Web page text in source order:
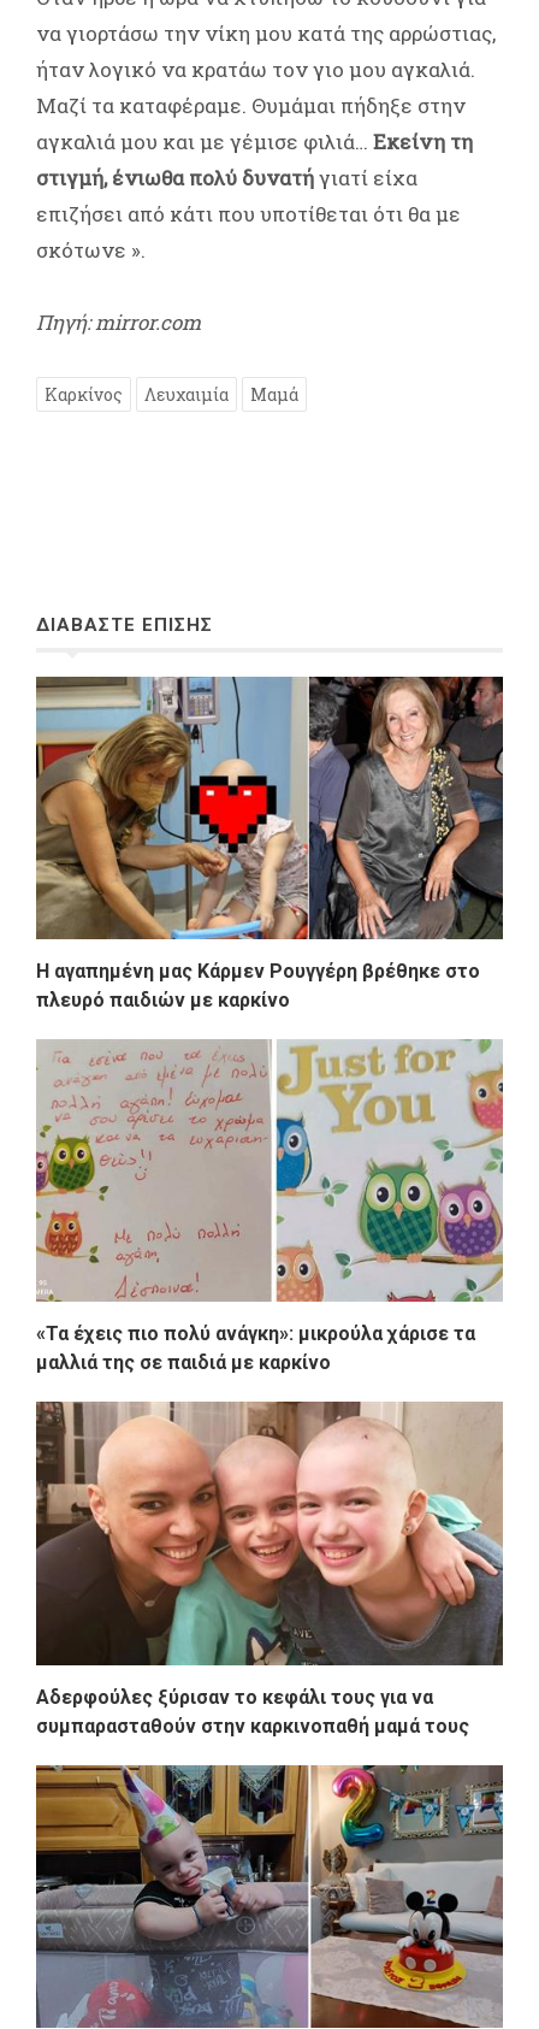
να γιορτάσω την νίκη μου κατά της αρρώστιας,
ήταν λογικό να κρατάω τον γιο μου αγκαλιά.
Μαζί τα καταφέραμε. Θυμάμαι πήδηξε στην
αγκαλιά μου και με γέμισε φιλιά… Εκείνη τη
στιγμή, ένιωθα πολύ δυνατήγιατί είχα
επιζήσει από κάτι που υποτίθεται ότι θα με
σκότωνε ».
Πηγή: mirror.com
Καρκίνος Λευχαιμία Μαμά
ΔΙΑΒΑΣΤΕ ΕΠΙΣΗΣ
Η αγαπημένη μας Κάρμεν Ρουγγέρη βρέθηκε στο
πλευρό παιδιών με καρκίνο
«Τα έχεις πιο πολύ ανάγκη»: μικρούλα χάρισε τα
μαλλιά της σε παιδιά με καρκίνο
Αδερφούλες ξύρισαν το κεφάλι τους για να
συμπαρασταθούν στην καρκινοπαθή μαμά τους